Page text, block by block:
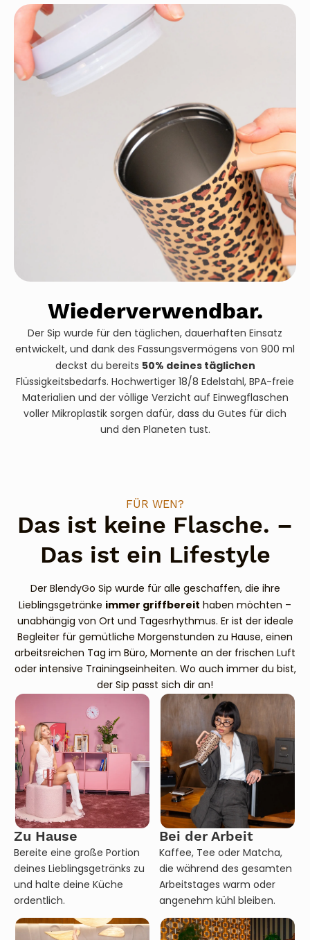
Wiederverwendbar.
Der Sip wurde für den täglichen, dauerhaften Einsatz
entwickelt, und dank des Fassungsvermögens von 900 ml
deckst du bereits 50% deines täglichen
Flüssigkeitsbedarfs. Hochwertiger 18/8 Edelstahl, BPA-freie
Materialien und der völlige Verzicht auf Einwegflaschen
voller Mikroplastik sorgen dafür, dass du Gutes für dich
und den Planeten tust.
FÜR WEN?
Das ist keine Flasche. –
Das ist ein Lifestyle
Der BlendyGo Sip wurde für alle geschaffen, die ihre
Lieblingsgetränke immer griffbereit haben möchten –
unabhängig von Ort und Tagesrhythmus. Er ist der ideale
Begleiter für gemütliche Morgenstunden zu Hause, einen
arbeitsreichen Tag im Büro, Momente an der frischen Luft
oder intensive Trainingseinheiten. Wo auch immer du bist,
der Sip passt sich dir an!
Zu Hause
Bereite eine große Portion
deines Lieblingsgetränks zu
und halte deine Küche
ordentlich.
Bei der Arbeit
Kaffee, Tee oder Matcha,
die während des gesamten
Arbeitstages warm oder
angenehm kühl bleiben.